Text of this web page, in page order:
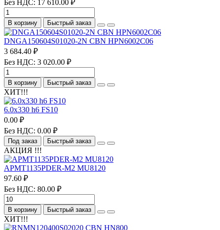
Без НДС: 17 610.00 ₽
В корзину Быстрый заказ
DNGA150604S01020-2N CBN HPN6002C06
3 684.40 ₽
Без НДС: 3 020.00 ₽
В корзину Быстрый заказ
ХИТ!!!
6.0х330 h6 FS10
0.00 ₽
Без НДС: 0.00 ₽
Под заказ Быстрый заказ
АКЦИЯ !!!
APMT1135PDER-M2 MU8120
97.60 ₽
Без НДС: 80.00 ₽
В корзину Быстрый заказ
ХИТ!!!